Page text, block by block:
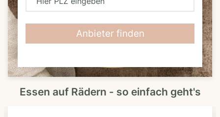
H
L
Z
Anbieter finden
Essen auf Rädern - so einfach geht's